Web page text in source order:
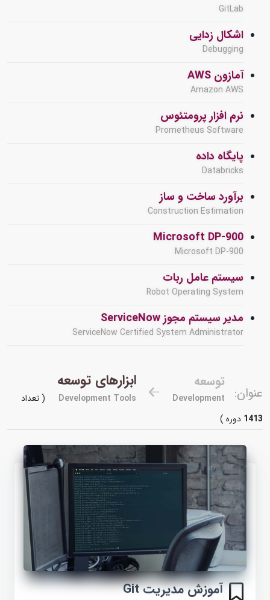
GitLab
اشکال زدایی
Debugging
آمازون AWS
Amazon AWS
نرم افزار پرومتئوس
Prometheus Software
پایگاه داده
Databricks
برآورد ساخت و ساز
Construction Estimation
Microsoft DP-900
Microsoft DP-900
سیستم عامل ربات
Robot Operating System
مدیر سیستم مجوز ServiceNow
ServiceNow Certified System Administrator
عنوان:
توسعه
Development
ابزارهای توسعه
Development Tools
( تعداد
1413 دوره )
آموزش مدیریت Git